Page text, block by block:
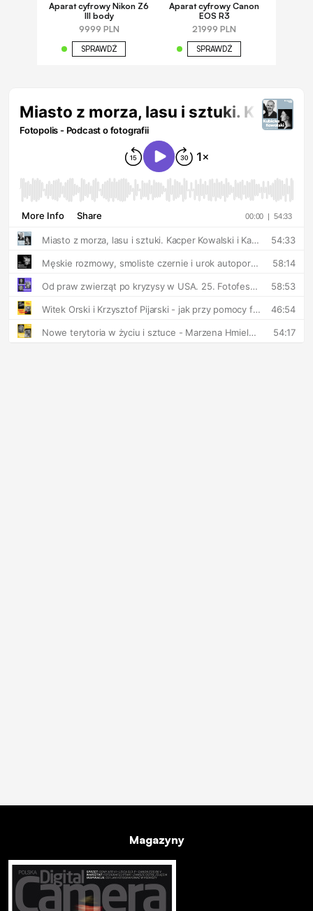
Aparat cyfrowy Nikon Z6
III body
9999 PLN
SPRAWDŹ
Aparat cyfrowy Canon
EOS R3
21999 PLN
SPRAWDŹ
Magazyny